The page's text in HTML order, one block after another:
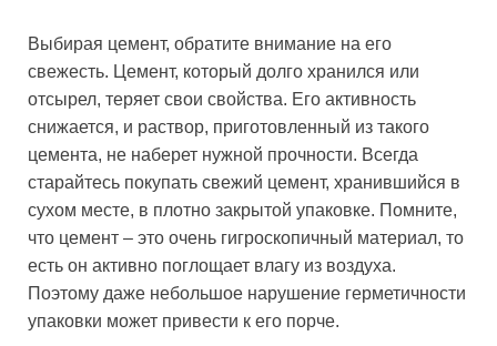
Выбирая цемент, обратите внимание на его
свежесть. Цемент, который долго хранился или
отсырел, теряет свои свойства. Его активность
снижается, и раствор, приготовленный из такого
цемента, не наберет нужной прочности. Всегда
старайтесь покупать свежий цемент, хранившийся в
сухом месте, в плотно закрытой упаковке. Помните,
что цемент – это очень гигроскопичный материал, то
есть он активно поглощает влагу из воздуха.
Поэтому даже небольшое нарушение герметичности
упаковки может привести к его порче.